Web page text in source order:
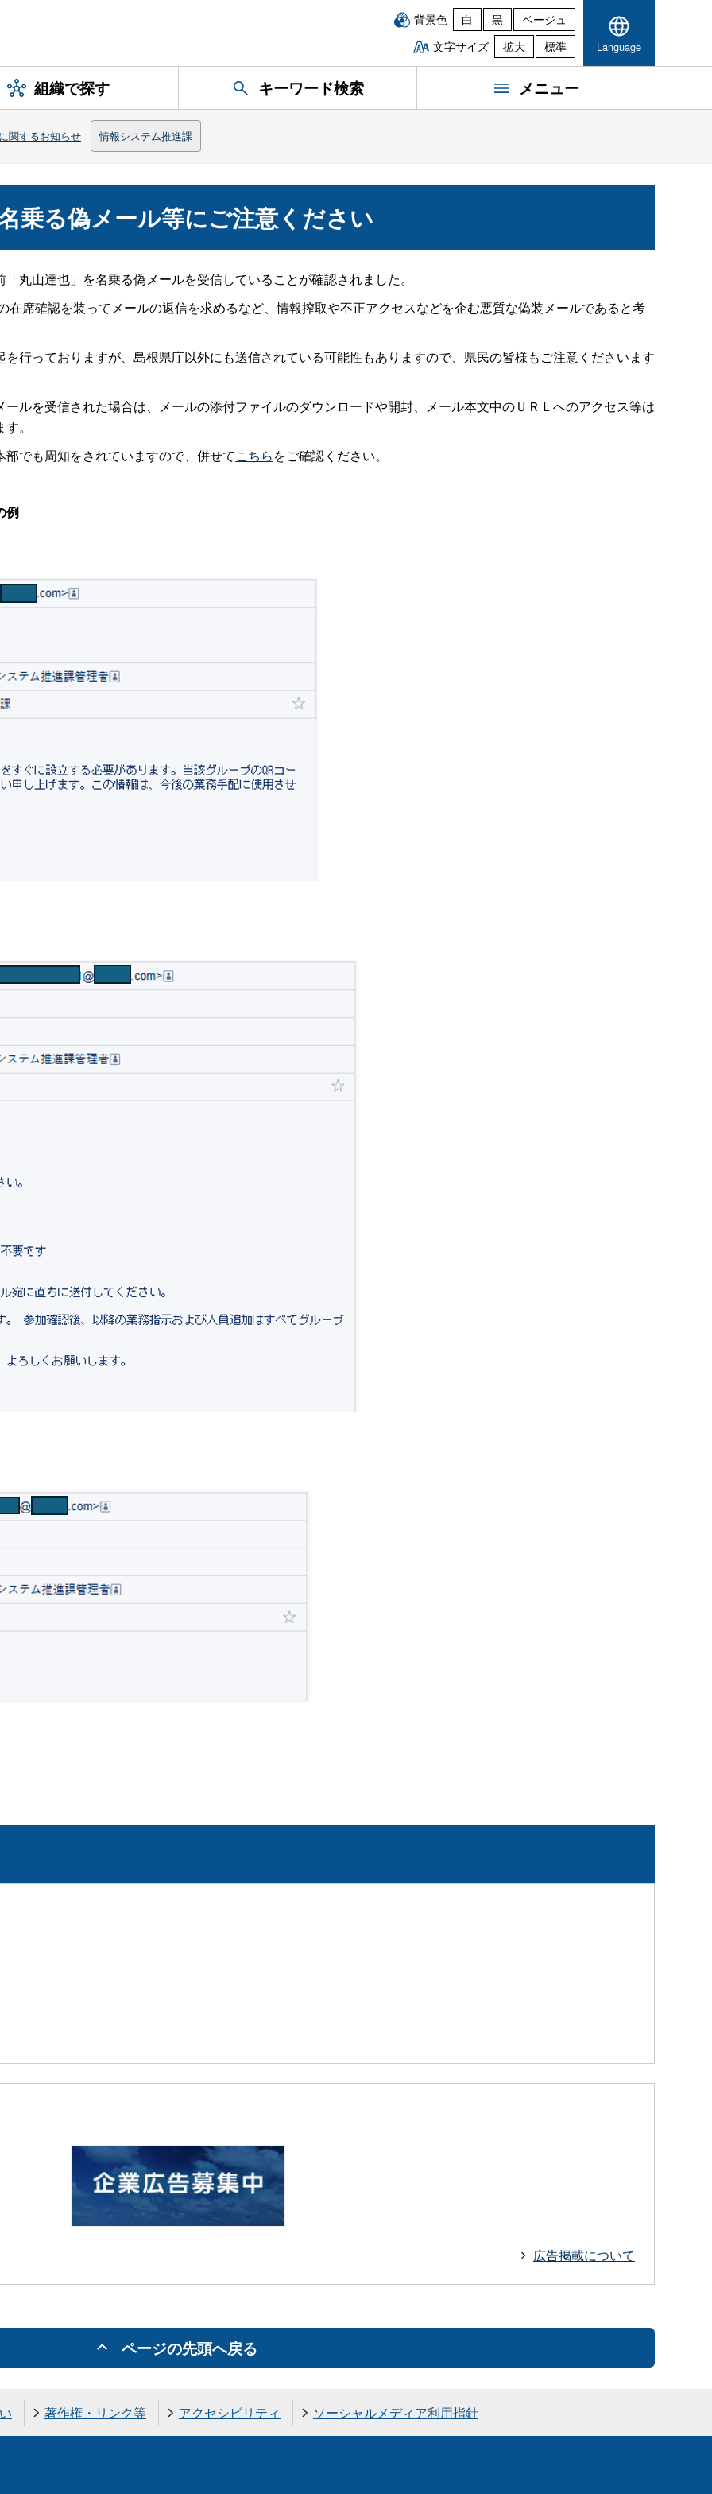
背景色 白 黒
ベージュ
文字サイズ
拡大 標準 Language
組織で探す キーワード検索 メニュー
関するお知らせ 情報システム推進課
乗る偽メール等にご注意ください
丸山達也」を名乗る偽メールを受信していることが確認されました。
席確認を装ってメールの返信を求めるなど、情報搾取や不正アクセスなどを企む悪質な偽装メールであると考
行っておりますが、島根県庁以外にも送信されている可能性もありますので、県民の皆様もご注意くださいます
ルを受信された場合は、メールの添付ファイルのダウンロードや開封、メール本文中のＵＲＬへのアクセス等は
。
でも周知をされていますので、併せて こちら をご確認ください。
例
広告掲載について
ページの先頭へ戻る
著作権・リンク等 アクセシビリティ ソーシャルメディア利用指針